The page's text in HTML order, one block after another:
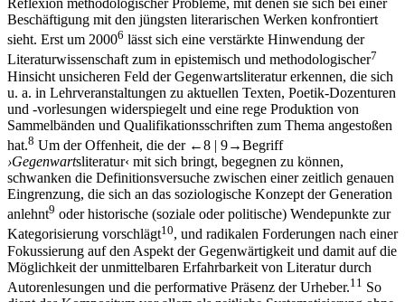
Reflexion methodologischer Probleme, mit denen sie sich bei einer
Beschäftigung mit den jüngsten literarischen Werken konfrontiert
sieht. Erst um 20006 lässt sich eine verstärkte Hinwendung der
Literaturwissenschaft zum in epistemisch und methodologischer7
Hinsicht unsicheren Feld der Gegenwartsliteratur erkennen, die sich
u. a. in Lehrveranstaltungen zu aktuellen Texten, Poetik-Dozenturen
und -vorlesungen widerspiegelt und eine rege Produktion von
Sammelbänden und Qualifikationsschriften zum Thema angestoßen
hat.8 Um der Offenheit, die der ←8 | 9→Begriff
›Gegenwartsliteratur‹ mit sich bringt, begegnen zu können,
schwanken die Definitionsversuche zwischen einer zeitlich genauen
Eingrenzung, die sich an das soziologische Konzept der Generation
anlehnt9 oder historische (soziale oder politische) Wendepunkte zur
Kategorisierung vorschlägt10, und radikalen Forderungen nach einer
Fokussierung auf den Aspekt der Gegenwärtigkeit und damit auf die
Möglichkeit der unmittelbaren Erfahrbarkeit von Literatur durch
Autorenlesungen und die performative Präsenz der Urheber.11 So